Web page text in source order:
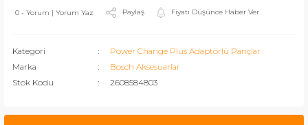
0 - Yorum | Yorum Yaz Paylaş Fiyatı Düşünce Haber Ver
Kategori
Power Change Plus Adaptörlü Pançlar
Marka
Bosch Aksesuarlar
Stok Kodu
2608584803